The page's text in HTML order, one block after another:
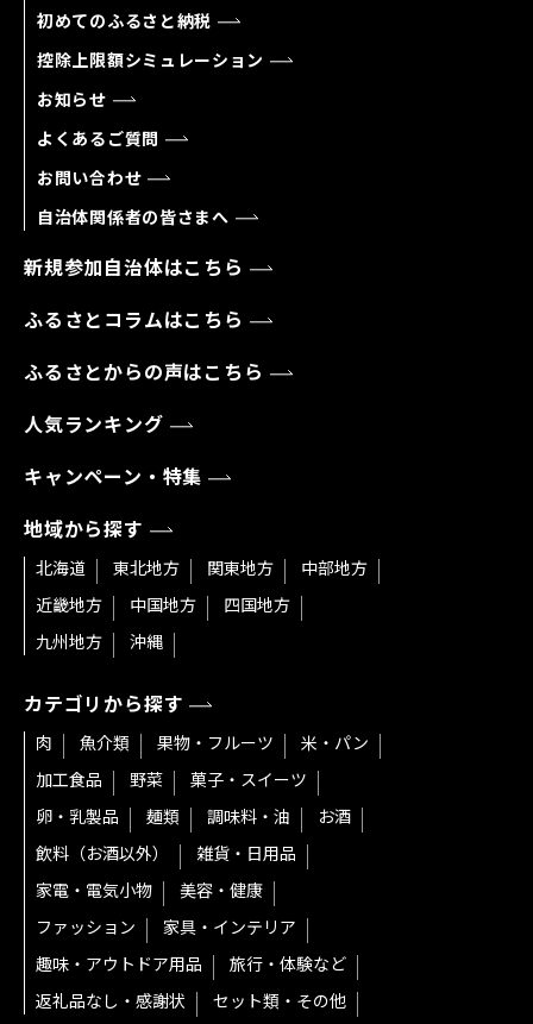
初めてのふるさと納税
控除上限額シミュレーション
お知らせ
よくあるご質問
お問い合わせ
自治体関係者の皆さまへ
新規参加自治体はこちら
ふるさとコラムはこちら
ふるさとからの声はこちら
人気ランキング
キャンペーン・特集
地域から探す
北海道 東北地方 関東地方
中部地方
近畿地方
中国地方
四国地方
九州地方
沖縄
カテゴリから探す
肉 魚介類 果物・フルーツ
米・パン
加工食品
野菜
菓子・スイーツ
卵・乳製品
麺類 調味料・油
お酒
飲料（お酒以外）
雑貨・日用品
家電・電気小物
美容・健康
ファッション
家具・インテリア
趣味・アウトドア用品
旅行・体験など
返礼品なし・感謝状
セット類・その他